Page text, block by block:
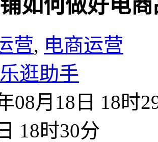
如何做好电
营, 电商运营
逛助手
08月18日 18时
18时30分